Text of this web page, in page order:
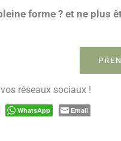
forme ? et ne plus
réseaux sociaux !
WhatsApp Email